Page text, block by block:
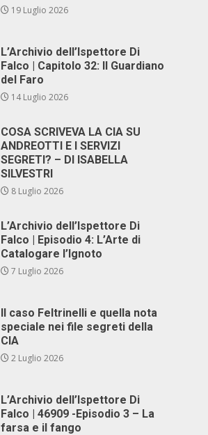
19 Luglio 2026
L’Archivio dell’Ispettore Di
Falco | Capitolo 32: Il Guardiano
del Faro
14 Luglio 2026
COSA SCRIVEVA LA CIA SU
ANDREOTTI E I SERVIZI
SEGRETI? – DI ISABELLA
SILVESTRI
8 Luglio 2026
L’Archivio dell’Ispettore Di
Falco | Episodio 4: L’Arte di
Catalogare l’Ignoto
7 Luglio 2026
Il caso Feltrinelli e quella nota
speciale nei file segreti della
CIA
2 Luglio 2026
L’Archivio dell’Ispettore Di
Falco | 46909 -Episodio 3 – La
farsa e il fango